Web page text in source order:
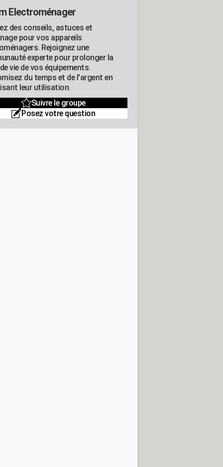
Electroménager
des conseils, astuces et
pour vos appareils
Rejoignez une
experte pour prolonger la
vie de vos équipements.
du temps et de l'argent en
leur utilisation.
Suivre le groupe
Posez votre question